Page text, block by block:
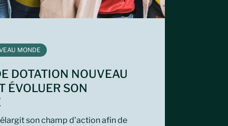
MONDE
DOTATION NOUVEAU
ÉVOLUER SON
son champ d’action afin de